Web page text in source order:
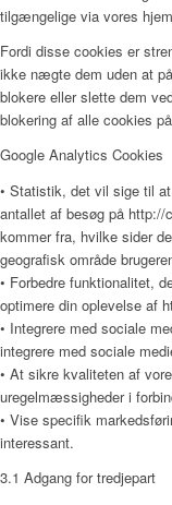
tilgængelige via vores
Fordi disse cookies er
ikke nægte dem uden at
blokere eller slette dem
blokering af alle cookies
Google Analytics Cookies
• Statistik, det vil sige til
antallet af besøg på
kommer fra, hvilke sider
geografisk område
• Forbedre funktionalitet,
optimere din oplevelse af
• Integrere med sociale
integrere med sociale
• At sikre kvaliteten af
uregelmæssigheder i
• Vise specifik
interessant.
3.1 Adgang for tredjepart